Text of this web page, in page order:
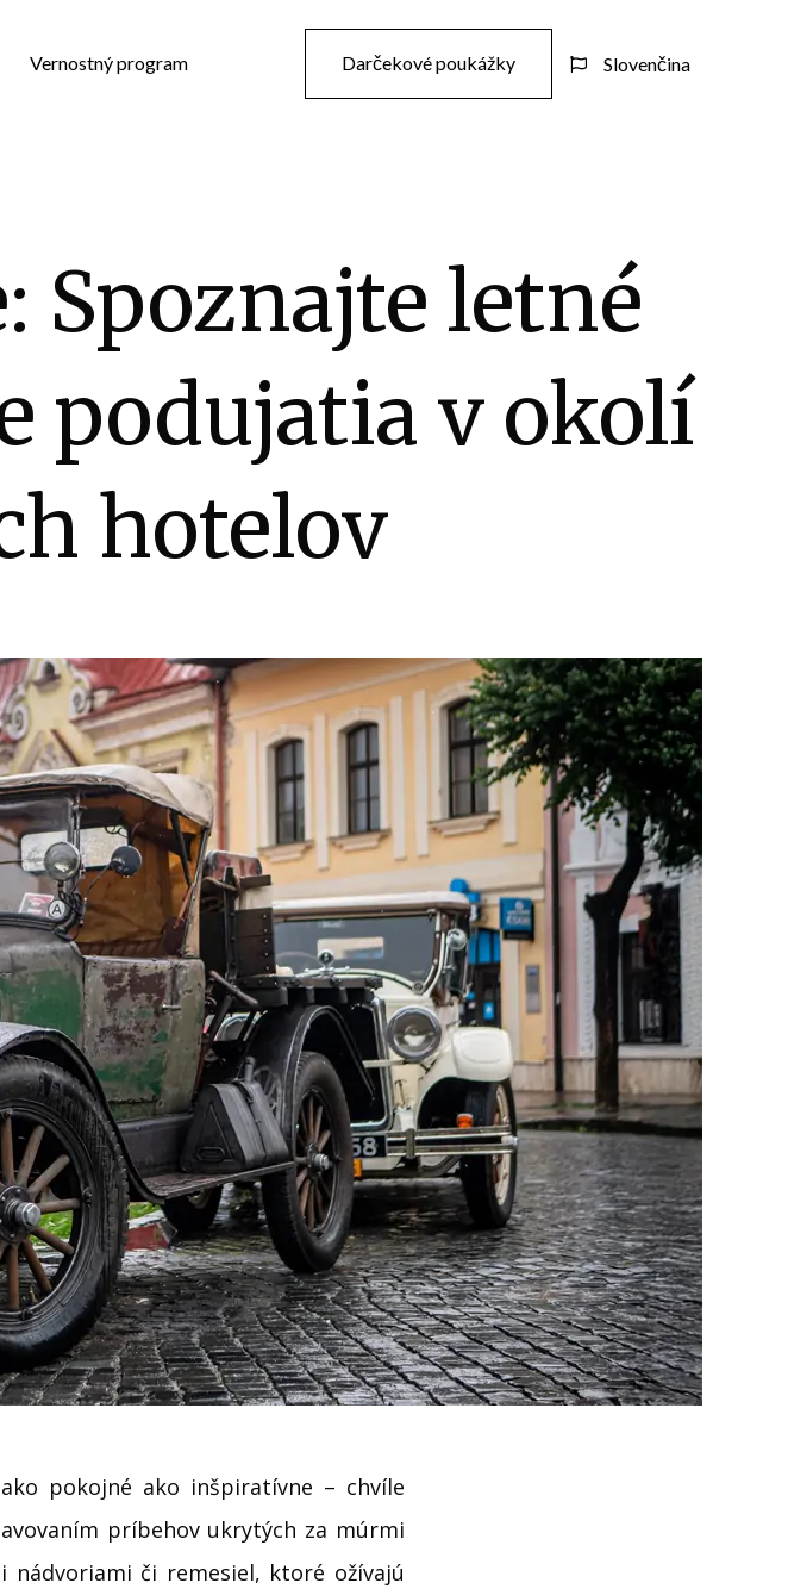
Vernostný program Darčekové poukážky  Slovenčina
Spoznajte letné
podujatia v okolí
hotelov
pokojné ako inšpiratívne – chvíle
príbehov ukrytých za múrmi
nádvoriami či remesiel, ktoré ožívajú